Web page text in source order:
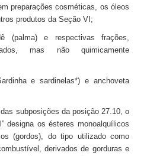
preparações cosméticas, os óleos
produtos da Seção VI;
(palma) e respectivas frações,
mas não quimicamente
e sardinelas*) e anchoveta
subposições da posição 27.10, o
designa os ésteres monoalquílicos
(gordos), do tipo utilizado como
derivados de gorduras e